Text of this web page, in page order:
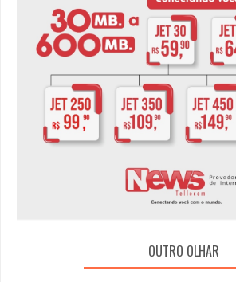
OUTRO OLHAR